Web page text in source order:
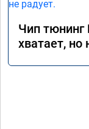
Чип тюнинг
хватает, но